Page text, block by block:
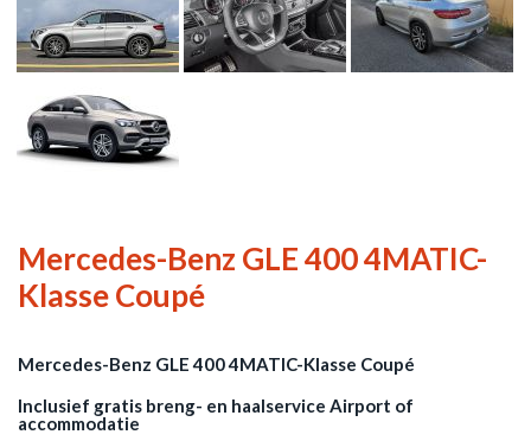
Mercedes-Benz GLE 400 4MATIC-
Klasse Coupé
Mercedes-Benz GLE 400 4MATIC-Klasse Coupé
Inclusief gratis breng- en haalservice Airport of
accommodatie